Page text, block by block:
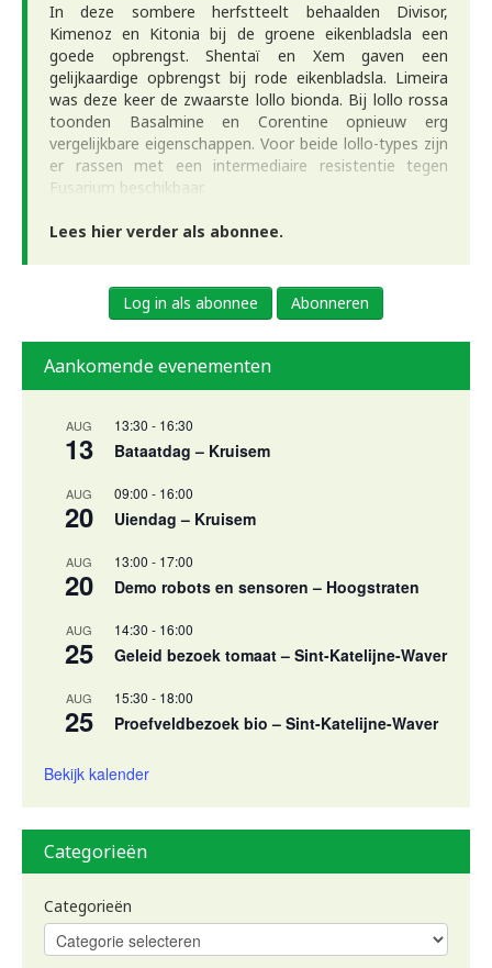
In deze sombere herfstteelt behaalden Divisor,
Kimenoz en Kitonia bij de groene eikenbladsla een
goede opbrengst. Shentaï en Xem gaven een
gelijkaardige opbrengst bij rode eikenbladsla. Limeira
was deze keer de zwaarste lollo bionda. Bij lollo rossa
toonden Basalmine en Corentine opnieuw erg
vergelijkbare eigenschappen. Voor beide lollo-types zijn
er rassen met een intermediaire resistentie tegen
Fusarium beschikbaar.
Lees hier verder als abonnee.
Log in als abonnee Abonneren
Aankomende evenementen
AUG
13
13:30 - 16:30
Bataatdag – Kruisem
AUG
20
09:00 - 16:00
Uiendag – Kruisem
AUG
20
13:00 - 17:00
Demo robots en sensoren – Hoogstraten
AUG
25
14:30 - 16:00
Geleid bezoek tomaat – Sint-Katelijne-Waver
AUG
25
15:30 - 18:00
Proefveldbezoek bio – Sint-Katelijne-Waver
Bekijk kalender
Categorieën
Categorieën